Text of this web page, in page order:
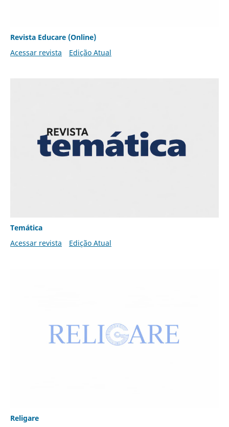
Revista Educare (Online)
Acessar revista
Edição Atual
Temática
Acessar revista
Edição Atual
Religare